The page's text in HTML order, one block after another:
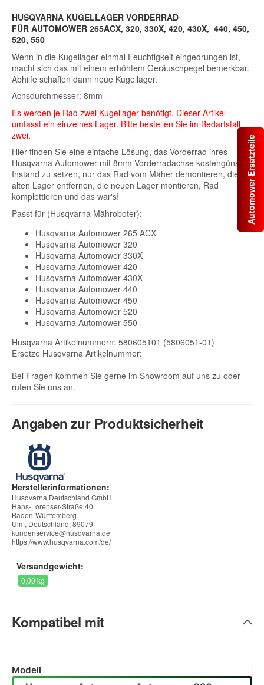
Automower Ersatzteile
HUSQVARNA KUGELLAGER VORDERRAD
FÜR AUTOMOWER 265ACX, 320, 330X, 420, 430X, 440, 450,
520, 550
Wenn in die Kugellager einmal Feuchtigkeit eingedrungen ist,
macht sich das mit einem erhöhtem Geräuschpegel bemerkbar.
Abhilfe schaffen dann neue Kugellager.
Achsdurchmesser: 8mm
Es werden je Rad zwei Kugellager benötigt. Dieser Artikel
umfasst ein einzelnes Lager. Bitte bestellen Sie im Bedarfsfall
zwei.
Hier finden Sie eine einfache Lösung, das Vorderrad ihres
Husqvarna Automower mit 8mm Vorderradachse kostengünstig
Instand zu setzen, nur das Rad vom Mäher demontieren, die
alten Lager entfernen, die neuen Lager montieren, Rad
komplettieren und das war's!
Passt für (Husqvarna Mähroboter):
Husqvarna Automower 265 ACX
Husqvarna Automower 320
Husqvarna Automower 330X
Husqvarna Automower 420
Husqvarna Automower 430X
Husqvarna Automower 440
Husqvarna Automower 450
Husqvarna Automower 520
Husqvarna Automower 550
Husqvarna Artikelnummern: 580605101 (5806051-01)
Ersetze Husqvarna Artikelnummer:
Bei Fragen kommen Sie gerne im Showroom auf uns zu oder
rufen Sie uns an.
Angaben zur Produktsicherheit
Herstellerinformationen:
Husqvarna Deutschland GmbH
Hans-Lorenser-Straße 40
Baden-Württemberg
Ulm, Deutschland, 89079
kundenservice@husqvarna.de
https://www.husqvarna.com/de/
Versandgewicht:
0,00 kg
Kompatibel mit
Modell